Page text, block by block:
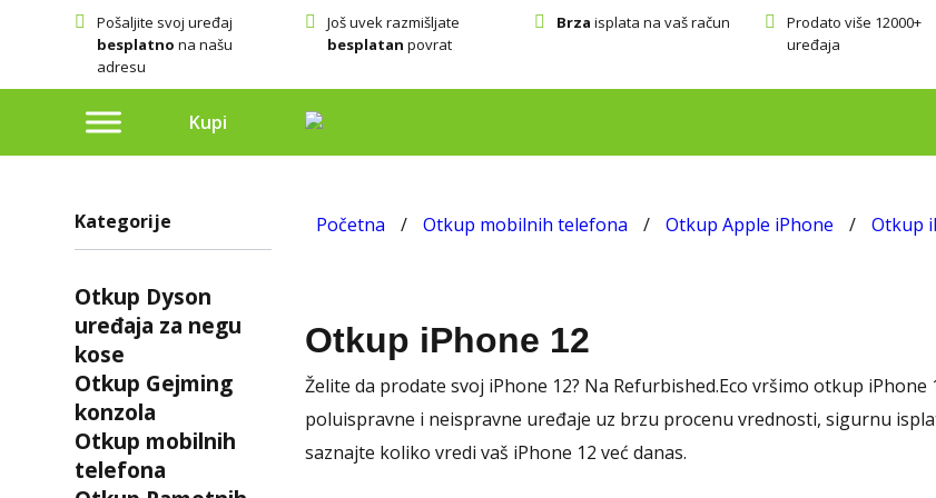
Pošaljite svoj uređaj
besplatno na našu
adresu
Još uvek razmišljate
besplatan povrat
Brza isplata na vaš račun
Prodato više 12000+
uređaja
Kupi
Kategorije
Otkup Dyson
uređaja za negu
kose
Otkup Gejming
konzola
Otkup mobilnih
telefona
Početna / Otkup mobilnih telefona / Otkup Apple iPhone / Otkup
Otkup iPhone 12
Želite da prodate svoj iPhone 12? Na Refurbished.Eco vršimo otkup
poluispravne i neispravne uređaje uz brzu procenu vrednosti, sigurnu
saznajte koliko vredi vaš iPhone 12 već danas.